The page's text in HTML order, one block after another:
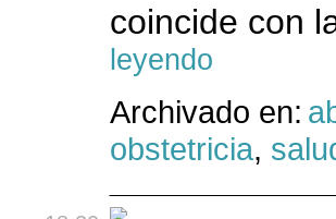
coincide con
leyendo
Archivado en:
obstetricia,